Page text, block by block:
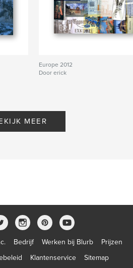
Europe 2012
Door erick
MEER
Bedrijf Werken bij Blurb
Prijzen
Klantenservice Sitemap